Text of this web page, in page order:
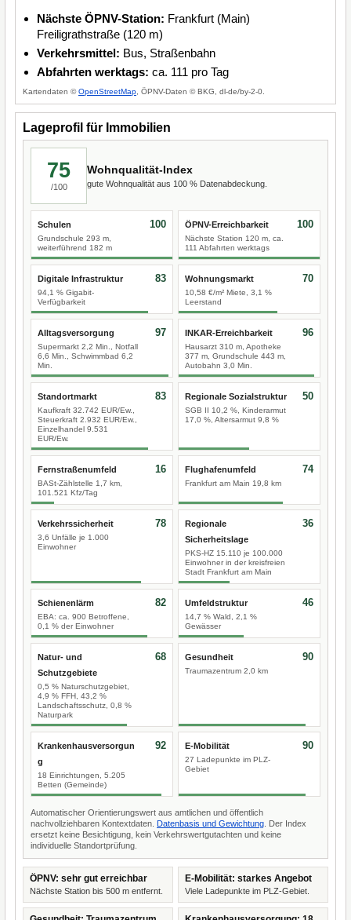
Nächste ÖPNV-Station: Frankfurt (Main)
Freiligrathstraße (120 m)
Verkehrsmittel: Bus, Straßenbahn
Abfahrten werktags: ca. 111 pro Tag
Kartendaten ©OpenStreetMap , ÖPNV-Daten © BKG, dl-de/by-2-0.
Lageprofil für Immobilien
75
/100
Wohnqualität-Index
gute Wohnqualität aus 100 % Datenabdeckung.
Schulen
Grundschule 293 m,
weiterführend 182 m
100 ÖPNV-Erreichbarkeit
Nächste Station 120 m, ca.
111 Abfahrten werktags
100
Digitale Infrastruktur
94,1 % Gigabit-
Verfügbarkeit
83 Wohnungsmarkt
10,58 €/m² Miete, 3,1 %
Leerstand
70
Alltagsversorgung
Supermarkt 2,2 Min., Notfall
6,6 Min., Schwimmbad 6,2
Min.
97 INKAR-Erreichbarkeit
Hausarzt 310 m, Apotheke
377 m, Grundschule 443 m,
Autobahn 3,0 Min.
96
Standortmarkt
Kaufkraft 32.742 EUR/Ew.,
Steuerkraft 2.932 EUR/Ew.,
Einzelhandel 9.531
EUR/Ew.
83 Regionale Sozialstruktur
SGB II 10,2 %, Kinderarmut
17,0 %, Altersarmut 9,8 %
50
Fernstraßenumfeld
BASt-Zählstelle 1,7 km,
101.521 Kfz/Tag
16 Flughafenumfeld
Frankfurt am Main 19,8 km
74
Verkehrssicherheit
3,6 Unfälle je 1.000
Einwohner
78
Regionale
Sicherheitslage
PKS-HZ 15.110 je 100.000
Einwohner in der kreisfreien
Stadt Frankfurt am Main
36
Schienenlärm
EBA: ca. 900 Betroffene,
0,1 % der Einwohner
82 Umfeldstruktur
14,7 % Wald, 2,1 %
Gewässer
46
Natur- und
Schutzgebiete
0,5 % Naturschutzgebiet,
4,9 % FFH, 43,2 %
Landschaftsschutz, 0,8 %
Naturpark
68 Gesundheit
Traumazentrum 2,0 km
90
Krankenhausversorgun
g
18 Einrichtungen, 5.205
Betten (Gemeinde)
92 E-Mobilität
27 Ladepunkte im PLZ-
Gebiet
90
Automatischer Orientierungswert aus amtlichen und öffentlich
nachvollziehbaren Kontextdaten. Datenbasis und Gewichtung . Der Index
ersetzt keine Besichtigung, kein Verkehrswertgutachten und keine
individuelle Standortprüfung.
ÖPNV: sehr gut erreichbar
Nächste Station bis 500 m entfernt.
E-Mobilität: starkes Angebot
Viele Ladepunkte im PLZ-Gebiet.